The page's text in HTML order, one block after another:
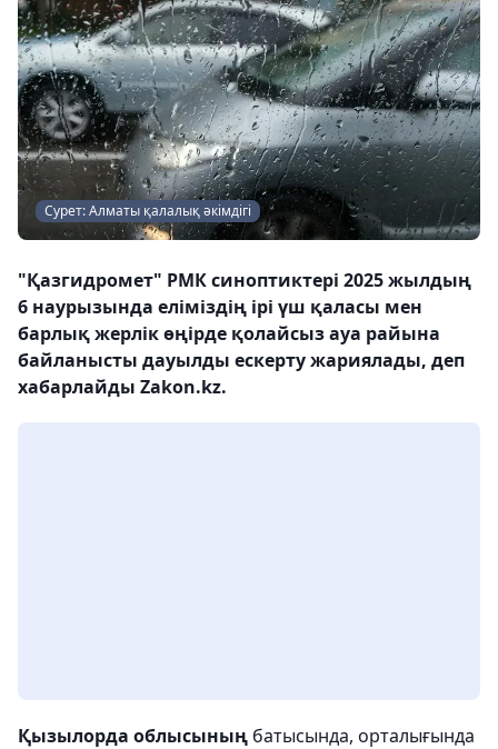
Сурет: Алматы қалалық әкімдігі
"Қазгидромет" РМК синоптиктері 2025 жылдың
6 наурызында еліміздің ірі үш қаласы мен
барлық жерлік өңірде қолайсыз ауа райына
байланысты дауылды ескерту жариялады, деп
хабарлайды Zakon.kz.
Қызылорда облысының батысында, орталығында